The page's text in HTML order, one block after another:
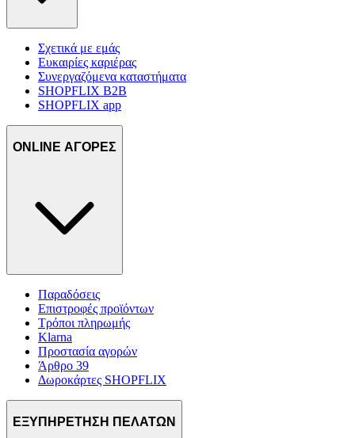
Σχετικά με εμάς
Ευκαιρίες καριέρας
Συνεργαζόμενα καταστήματα
SHOPFLIX B2B
SHOPFLIX app
ONLINE ΑΓΟΡΕΣ
Παραδόσεις
Επιστροφές προϊόντων
Τρόποι πληρωμής
Klarna
Προστασία αγορών
Άρθρο 39
Δωροκάρτες SHOPFLIX
ΕΞΥΠΗΡΕΤΗΣΗ ΠΕΛΑΤΩΝ